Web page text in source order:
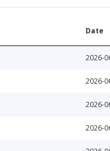
Date
2026-
2026-
2026-
2026-